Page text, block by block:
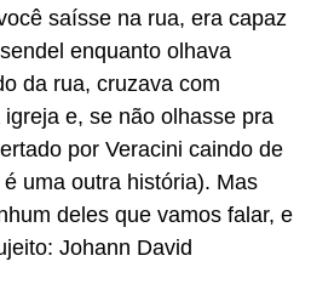
saísse na rua, era capaz
enquanto olhava
da rua, cruzava com
e, se não olhasse pra
por Veracini caindo de
uma outra história). Mas
deles que vamos falar, e
Johann David